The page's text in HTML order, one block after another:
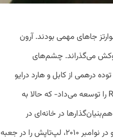
جاهای مهمی بودند. آرون
می‌گذراند. چشم‌های
درهمی از کابل و هارد درایو
می‌نشست. وقتی در روزهای اوجش در سال ۲۰۰۵ Reddit را توسعه می‌داد- که حالا به
در خانه‌ای در
ماساچوست زندگی می‌کرد و شب‌ها در کمد می‌خوابید. و در نوامبر ۲۰۱۰، لپ‌تاپش را در جعبه